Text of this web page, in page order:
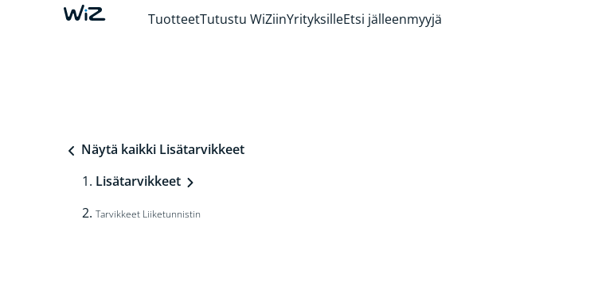
TuotteetTutustu WiZiinYrityksilleEtsi jälleenmyyjä
Näytä kaikki Lisätarvikkeet
Lisätarvikkeet
Tarvikkeet Liiketunnistin